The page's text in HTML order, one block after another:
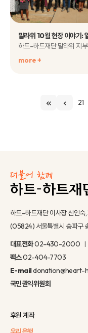
more +
21
하트-하트재단 이사장 신인숙,
(05824) 서울특별시 송파구
대표전화02-430-2000
팩스02-404-7703
E-maildonation@heart-
국민권익위원회
후원 계좌